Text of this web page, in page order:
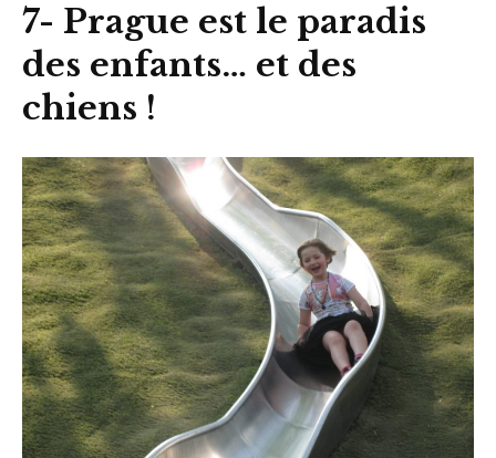
7- Prague est le paradis
des enfants… et des
chiens !